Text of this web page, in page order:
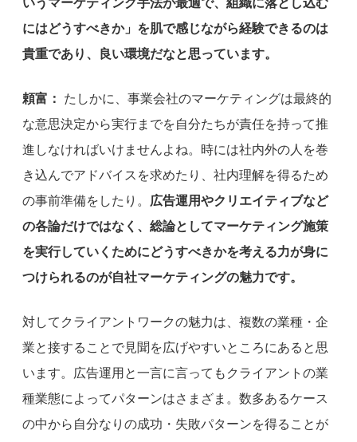
いうマーケティング手法が最適で、組織に落とし込む
にはどうすべきか」を肌で感じながら経験できるのは
貴重であり、良い環境だなと思っています。
頼富： たしかに、事業会社のマーケティングは最終的
な意思決定から実行までを自分たちが責任を持って推
進しなければいけませんよね。時には社内外の人を巻
き込んでアドバイスを求めたり、社内理解を得るため
の事前準備をしたり。 広告運用やクリエイティブなど
の各論だけではなく、総論としてマーケティング施策
を実行していくためにどうすべきかを考える力が身に
つけられるのが自社マーケティングの魅力です。
対してクライアントワークの魅力は、複数の業種・企
業と接することで見聞を広げやすいところにあると思
います。広告運用と一言に言ってもクライアントの業
種業態によってパターンはさまざま。数多あるケース
の中から自分なりの成功・失敗パターンを得ることが